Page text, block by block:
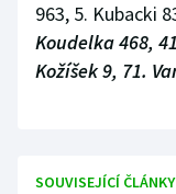
963, 5. Kubacki
Koudelka 468,
Kožíšek 9, 71.
SOUVISEJÍCÍ ČLÁNKY